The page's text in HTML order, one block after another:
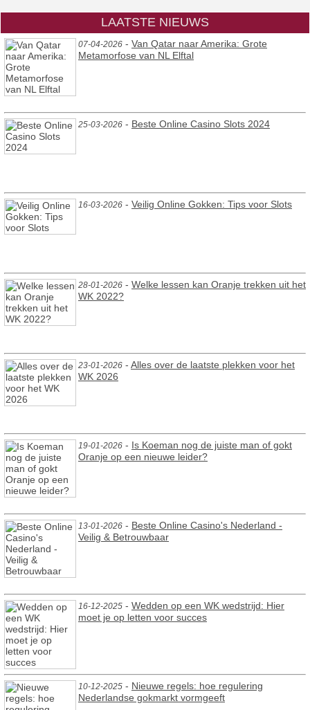
LAATSTE NIEUWS
07-04-2026 - Van Qatar naar Amerika: Grote
Metamorfose van NL Elftal
25-03-2026 - Beste Online Casino Slots 2024
16-03-2026 - Veilig Online Gokken: Tips voor Slots
28-01-2026 - Welke lessen kan Oranje trekken uit het
WK 2022?
23-01-2026 - Alles over de laatste plekken voor het
WK 2026
19-01-2026 - Is Koeman nog de juiste man of gokt
Oranje op een nieuwe leider?
13-01-2026 - Beste Online Casino's Nederland -
Veilig & Betrouwbaar
16-12-2025 - Wedden op een WK wedstrijd: Hier
moet je op letten voor succes
10-12-2025 - Nieuwe regels: hoe regulering
Nederlandse gokmarkt vormgeeft